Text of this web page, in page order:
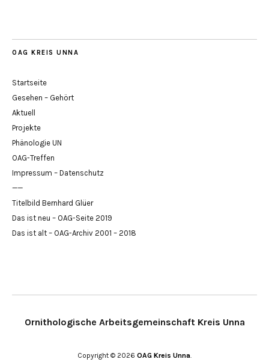
OAG KREIS UNNA
Startseite
Gesehen – Gehört
Aktuell
Projekte
Phänologie UN
OAG-Treffen
Impressum – Datenschutz
——
Titelbild Bernhard Glüer
Das ist neu – OAG-Seite 2019
Das ist alt – OAG-Archiv 2001 – 2018
Ornithologische Arbeitsgemeinschaft Kreis Unna
Copyright © 2026 OAG Kreis Unna